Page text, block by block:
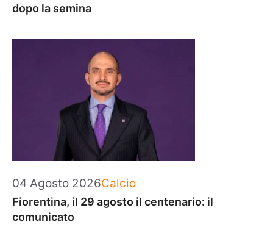
dopo la semina
04 Agosto 2026Categorie
Calcio
Fiorentina, il 29 agosto il centenario: il
comunicato